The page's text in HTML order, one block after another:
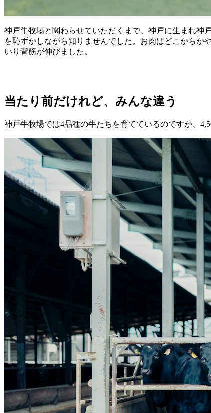
神戸牛牧場と関わらせていただくまで、神戸に生まれ神
を恥ずかしながら知りませんでした。お肉はどこから
いり背筋が伸びました。
当たり前だけれど、みんな違う
神戸牛牧場では4品種の牛たちを育てているのですが、